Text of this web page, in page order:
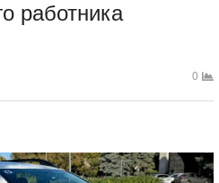
работника
0